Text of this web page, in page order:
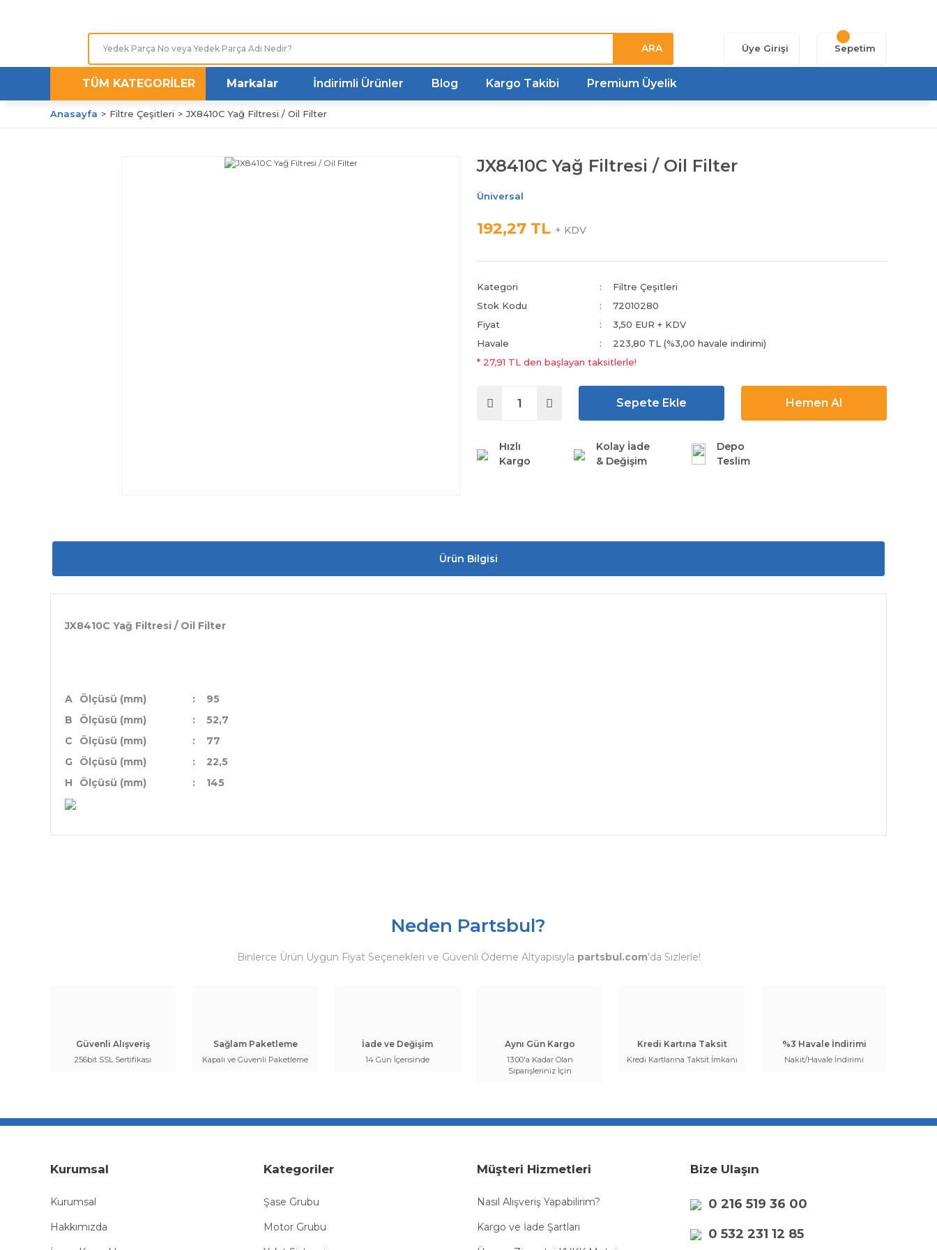
ARA Üye Girişi Sepetim
TÜM KATEGORİLER Markalar İndirimli Ürünler Blog Kargo Takibi Premium Üyelik
Anasayfa Filtre Çeşitleri JX8410C Yağ Filtresi / Oil Filter
JX8410C Yağ Filtresi / Oil Filter
Üniversal
192,27 TL + KDV
Kategori
Filtre Çeşitleri
Stok Kodu
72010280
Fiyat
3,50 EUR + KDV
Havale
223,80 TL (%3,00 havale indirimi)
* 27,91 TL den başlayan taksitlerle!
Sepete Ekle Hemen Al
Hızlı
Kargo
Kolay İade
& Değişim
Depo
Teslim
Ürün Bilgisi
JX8410C Yağ Filtresi / Oil Filter
A Ölçüsü (mm) :
95
B
Ölçüsü (mm) :
52,7
C
Ölçüsü (mm) :
77
G
Ölçüsü (mm) :
22,5
H
Ölçüsü (mm) : 145
Neden Partsbul?
Binlerce Ürün Uygun Fiyat Seçenekleri ve Güvenli Ödeme Altyapısıyla partsbul.com'da Sizlerle!
Güvenli Alışveriş
256bit SSL Sertifikası
Sağlam Paketleme
Kapalı ve Güvenli Paketleme
İade ve Değişim
14 Gün İçerisinde
Aynı Gün Kargo
13:00'a Kadar Olan
Siparişleriniz İçin
Kredi Kartına Taksit
Kredi Kartlarına Taksit İmkanı
%3 Havale İndirimi
Nakit/Havale İndirimi
Kurumsal
Kurumsal
Hakkımızda
Kategoriler
Şase Grubu
Motor Grubu
Müşteri Hizmetleri
Nasıl Alışveriş Yapabilirim?
Kargo ve İade Şartları
Bize Ulaşın
0 216 519 36 00
0 532 231 12 85